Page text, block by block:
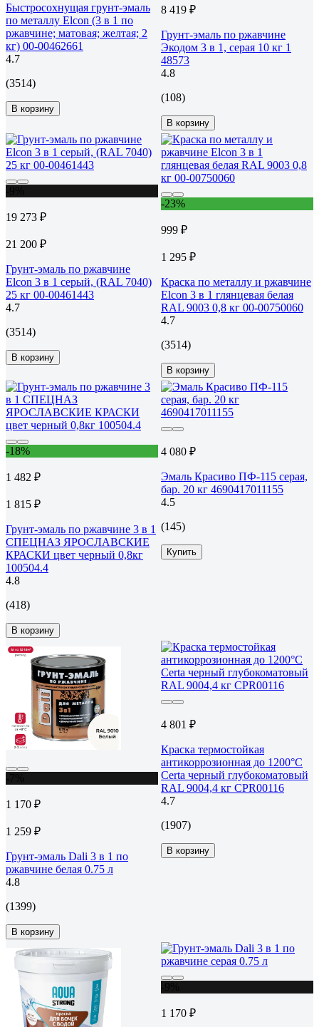
Быстросохнущая грунт-эмаль
по металлу Elcon (3 в 1 по
ржавчине; матовая; желтая; 2
кг) 00-00462661
4.7
(3514)
В корзину
8 419 ₽
Грунт-эмаль по ржавчине
Экодом 3 в 1, серая 10 кг 1
48573
4.8
(108)
В корзину
19 273 ₽
21 200 ₽
Грунт-эмаль по ржавчине
Elcon 3 в 1 серый, (RAL 7040)
25 кг 00-00461443
4.7
(3514)
В корзину
-23%
999 ₽
1 295 ₽
Краска по металлу и ржавчине
Elcon 3 в 1 глянцевая белая
RAL 9003 0,8 кг 00-00750060
4.7
(3514)
В корзину
-18%
1 482 ₽
1 815 ₽
Грунт-эмаль по ржавчине 3 в 1
СПЕЦНАЗ ЯРОСЛАВСКИЕ
КРАСКИ цвет черный 0,8кг
100504.4
4.8
(418)
В корзину
4 080 ₽
Эмаль Красиво ПФ-115 серая,
бар. 20 кг 4690417011155
4.5
(145)
Купить
1 170 ₽
1 259 ₽
Грунт-эмаль Dali 3 в 1 по
ржавчине белая 0.75 л
4.8
(1399)
В корзину
4 801 ₽
Краска термостойкая
антикоррозионная до 1200°С
Certa черный глубокоматовый
RAL 9004,4 кг CPR00116
4.7
(1907)
В корзину
1 170 ₽